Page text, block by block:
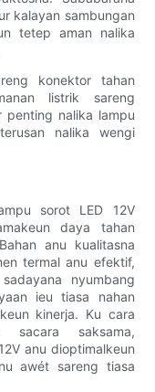
kalayan sambungan
tetep aman nalika
konektor tahan
listrik sareng
penting nalika lampu
nalika wengi
sorot LED 12V
daya tahan
anu kualitasna
termal anu efektif,
nyumbang
ieu tiasa nahan
kinerja. Ku cara
sacara saksama,
anu dioptimalkeun
awét sareng tiasa